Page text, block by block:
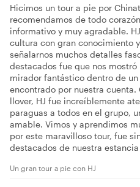
Hicimos un tour a pie por
recomendamos de todo
informativo y muy agradable.
cultura con gran conocimiento
señalarnos muchos detalles
destacados fue que nos
mirador fantástico dentro de
encontrado por nuestra
llover, HJ fue increíblemente
paraguas a todos en el grupo,
amable. Vimos y aprendimos
por este maravilloso tour, fue
destacados de nuestra
Un gran tour a pie con HJ